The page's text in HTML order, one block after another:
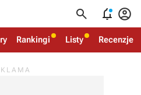
  
Rankingi Listy Recenzje